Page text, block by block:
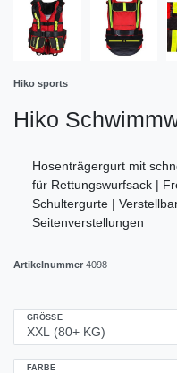
Hiko sports
Hiko
Hosenträgergurt mit
für Rettungswurfsack |
Schultergurte |
Seitenverstellungen
Artikelnummer 4098
GRÖSSE
FARBE